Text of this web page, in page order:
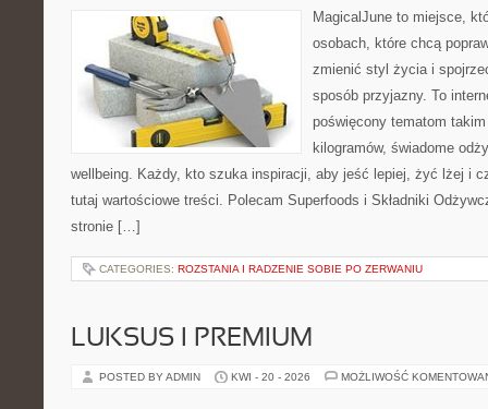
MagicalJune to miejsce,
osobach, które chcą
zmienić styl życia i
sposób przyjazny. To
poświęcony tematom
kilogramów, świadome
wellbeing. Każdy, kto szuka inspiracji, aby jeść lepiej, żyć lżej i
tutaj wartościowe treści. Polecam Superfoods i Składniki
stronie […]
CATEGORIES: ROZSTANIA I RADZENIE SOBIE PO ZERWANIU
LUKSUS I PREMIUM
POSTED BY ADMIN KWI - 20 - 2026 MOŻLIWOŚĆ